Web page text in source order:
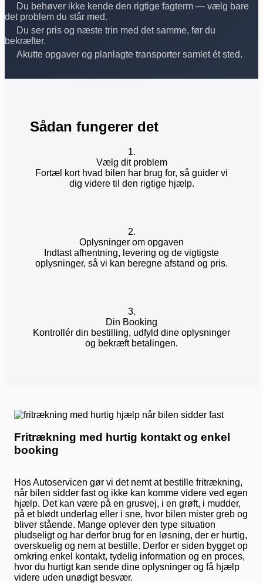
Du behøver ikke kende den rigtige fagterm — vælg bare
det problem du står med.
Du ser pris og næste trin med det samme, før du
bekræfter.
Akutte opgaver og planlagte transporter samlet ét sted.
Sådan fungerer det
1.
Vælg dit problem
Fortæl kort hvad bilen har brug for, så guider vi
dig videre til den rigtige hjælp.
2.
Oplysninger om opgaven
Indtast afhentning, levering og de vigtigste
oplysninger, så vi kan beregne afstand og pris.
3.
Din Booking
Kontrollér din bestilling, udfyld dine oplysninger
og bekræft betalingen.
Fritrækning med hurtig kontakt og enkel
booking
Hos Autoservicen gør vi det nemt at bestille fritrækning,
når bilen sidder fast og ikke kan komme videre ved egen
hjælp. Det kan være på en grusvej, i en grøft, i mudder,
på et blødt underlag eller i sne, hvor bilen mister greb og
bliver stående. Mange oplever den type situation
pludseligt og har derfor brug for en løsning, der er hurtig,
overskuelig og nem at bestille. Derfor er siden bygget op
omkring enkel kontakt, tydelig information og en proces,
hvor du hurtigt kan sende dine oplysninger og få hjælp
videre uden unødigt besvær.